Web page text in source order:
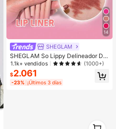
14
SHEGLAM
SHEGLAM So Lippy Delineador De
Labios-Misty Rose Lip Combo Mar
ca De Belleza CosméTica Maquillaj
e Para Mujeres Y NiñAs
1.1k+ vendidos (1000+)
$2.061
-23% ¡Últimos 3 días